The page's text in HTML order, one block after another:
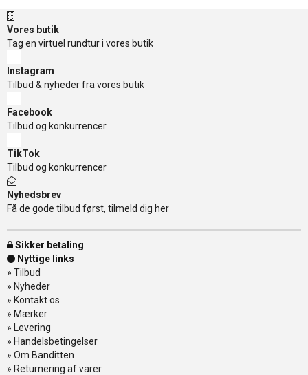
Vores butik
Tag en virtuel rundtur i vores butik
Instagram
Tilbud & nyheder fra vores butik
Facebook
Tilbud og konkurrencer
TikTok
Tilbud og konkurrencer
Nyhedsbrev
Få de gode tilbud først, tilmeld dig her
Sikker betaling
Nyttige links
» Tilbud
» Nyheder
» Kontakt os
» Mærker
» Levering
» Handelsbetingelser
» Om Banditten
» Returnering af varer